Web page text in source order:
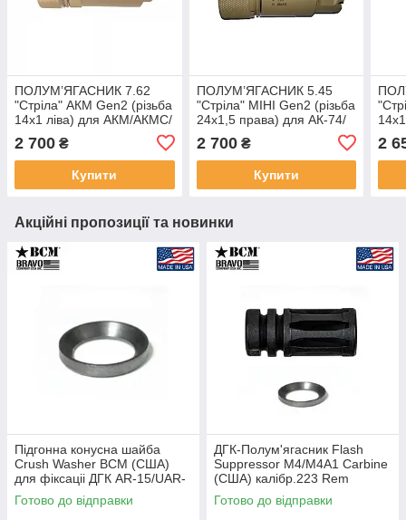
ПОЛУМ’ЯГАСНИК 7.62
"Стріла" АКМ Gen2 (різьба
14х1 ліва) для АКМ/АКМС/
2 700 ₴
Купити
ПОЛУМ’ЯГАСНИК 5.45
"Стріла" МІНІ Gen2 (різьба
24х1,5 права) для АК-74/
КОЙОТ
2 700₴
Купити
2
Акційні пропозиції та новинки
Підгонна конусна шайба
Crush Washer BCM (США)
для фіксаціі ДГК AR-15/UАR-
15/М4/М16
Готово до відправки
ДГК-Полум'ягасник Flash
Suppressor М4/М4А1 Carbine
(США) калібр.223 Rem
(5.56x45 NATO) різьба 1/2"-
28 для AR-15/UAR-15/М4/
Готово до відправки